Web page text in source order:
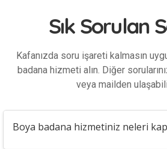
Sık Sorulan
Kafanızda soru işareti kalmasın
badana hizmeti alın. Diğer
veya mailden
Boya badana hizmetiniz neleri